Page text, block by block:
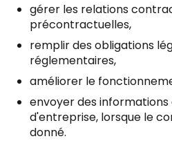
gérer les relations
précontractuelles,
remplir des obligations
réglementaires,
améliorer le
envoyer des
d'entreprise, lorsque le
donné.